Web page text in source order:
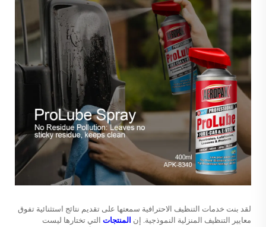
لقد بنت خدمات التنظيف الاحترافية سمعتها على تقديم نتائج استثنائية تفوق
معايير التنظيف المنزلية النموذجية. إن المنتجات التي تختارها ليست